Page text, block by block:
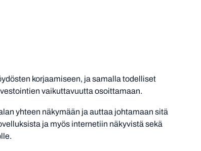
korjaamiseen, ja samalla todelliset
vaikuttavuutta osoittamaan.
yhteen näkymään ja auttaa johtamaan sitä
ja myös internetiin näkyvistä sekä